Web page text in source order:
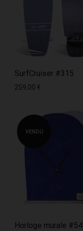
SurfCruiser #315
259,00 €
VENDU
Horloge murale #54